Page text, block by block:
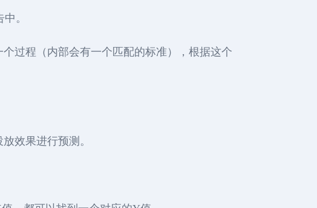
。
过程（内部会有一个匹配的标准），根据这个
效果进行预测。